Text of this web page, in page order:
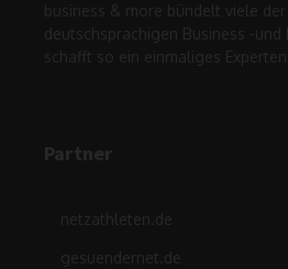
business & more bündelt viele
deutschsprachigen Business -und
schafft so ein einmaliges
Partner
netzathleten.de
gesuendernet.de